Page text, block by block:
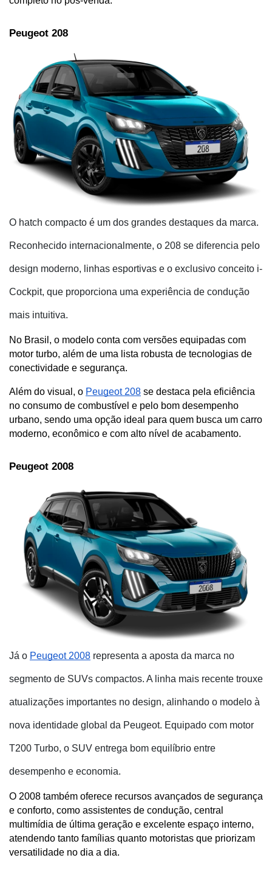
Peugeot 208
O hatch compacto é um dos grandes destaques da marca.
Reconhecido internacionalmente, o 208 se diferencia pelo
design moderno, linhas esportivas e o exclusivo conceito i-
Cockpit, que proporciona uma experiência de condução
mais intuitiva.
No Brasil, o modelo conta com versões equipadas com
motor turbo, além de uma lista robusta de tecnologias de
conectividade e segurança.
Além do visual, o Peugeot 208 se destaca pela eficiência
no consumo de combustível e pelo bom desempenho
urbano, sendo uma opção ideal para quem busca um carro
moderno, econômico e com alto nível de acabamento.
Peugeot 2008
Já o Peugeot 2008 representa a aposta da marca no
segmento de SUVs compactos. A linha mais recente trouxe
atualizações importantes no design, alinhando o modelo à
nova identidade global da Peugeot. Equipado com motor
T200 Turbo, o SUV entrega bom equilíbrio entre
desempenho e economia.
O 2008 também oferece recursos avançados de segurança
e conforto, como assistentes de condução, central
multimídia de última geração e excelente espaço interno,
atendendo tanto famílias quanto motoristas que priorizam
versatilidade no dia a dia.